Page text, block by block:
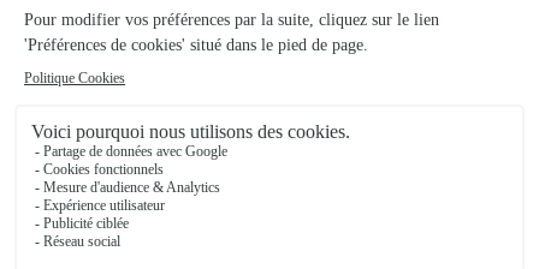
Le Temps D’une Fleur
Fresnoy le Grand
★★★★★4.9 (56)
8 bis, Place Vatin